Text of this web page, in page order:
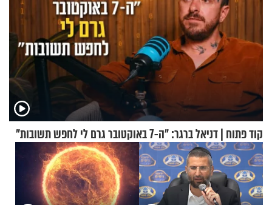
קוד פתוח | דניאל ברגר: "ה-7 באוקטובר גרם לי לחפש תשובות"